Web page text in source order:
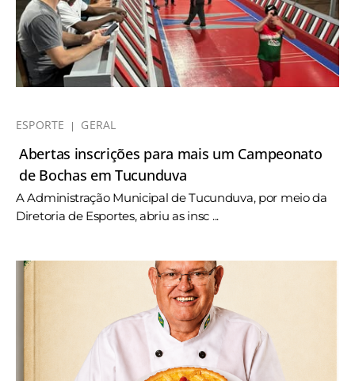
ESPORTE GERAL
Abertas inscrições para mais um Campeonato
de Bochas em Tucunduva
A Administração Municipal de Tucunduva, por meio da
Diretoria de Esportes, abriu as insc ...